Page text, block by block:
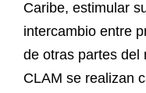
Caribe, estimular
intercambio entre
de otras partes del
CLAM se realizan